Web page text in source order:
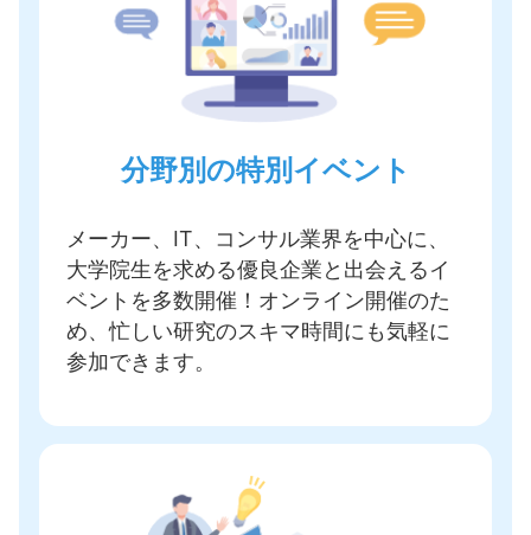
分野別の特別イベント
メーカー、IT、コンサル業界を中心に、
大学院生を求める優良企業と出会えるイ
ベントを多数開催 ！オンライン開催のた
め、忙しい研究のスキマ時間にも気軽に
参加できます。